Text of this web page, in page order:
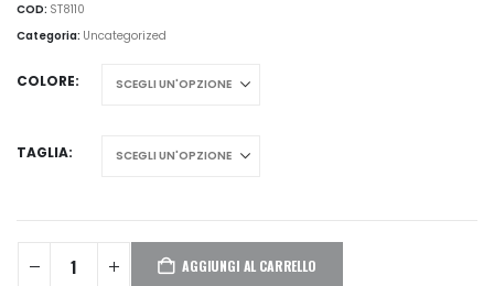
COD: ST8110
Categoria: Uncategorized
COLORE
TAGLIA
AGGIUNGI AL CARRELLO